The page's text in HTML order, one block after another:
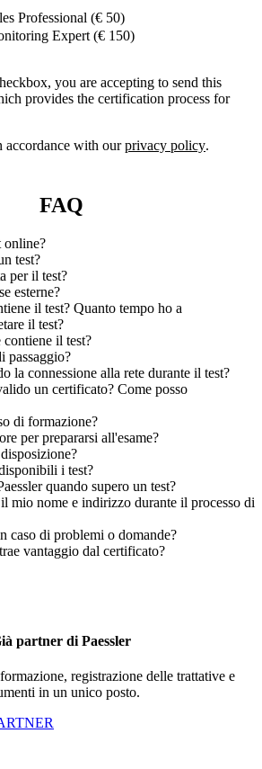
Professional (€ 50)
Expert (€ 150)
you are accepting to send this
provides the certification process for
accordance with ourprivacy policy.
FAQ
online?
test?
per il test?
esterne?
il test? Quanto tempo ho a
il test?
il test?
passaggio?
la connessione alla rete durante il test?
un certificato? Come posso
di formazione?
per prepararsi all'esame?
i test?
quando supero un test?
mio nome e indirizzo durante il processo di
caso di problemi o domande?
vantaggio dal certificato?
partner di Paessler
registrazione delle trattative e
in un unico posto.